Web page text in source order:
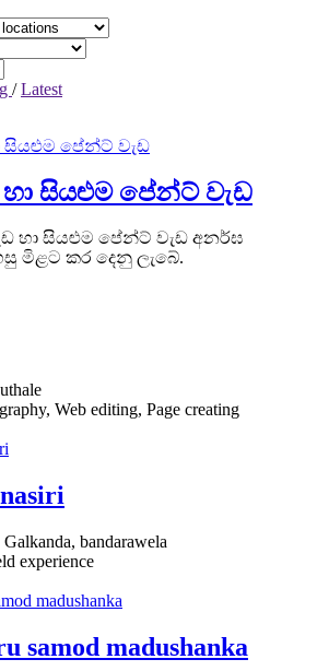
/Latest
සියළුම පේන්ට් වැඩ
හා සියළුම පේන්ට් වැඩ අනර්ඝ
මිළට කර දෙනු ලැබේ.
Web editing, Page creating
bandarawela
experience
samod madushanka